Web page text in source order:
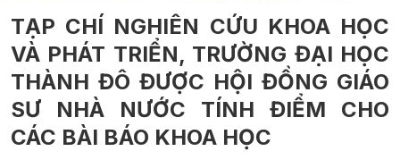
TẠP CHÍ NGHIÊN CỨU KHOA HỌC
VÀ PHÁT TRIỂN, TRƯỜNG ĐẠI HỌC
THÀNH ĐÔ ĐƯỢC HỘI ĐỒNG GIÁO
SƯ NHÀ NƯỚC TÍNH ĐIỂM CHO
CÁC BÀI BÁO KHOA HỌC